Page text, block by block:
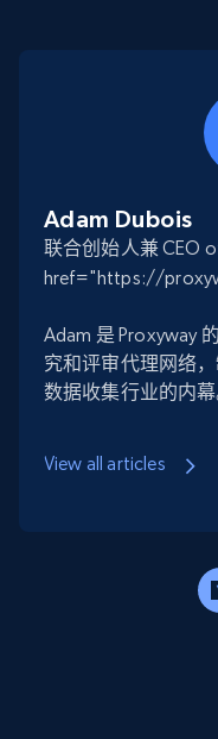
Adam Dubois
联合创始人兼 CEO
href="https://
Adam 是 Proxyway
究和评审代理网络
数据收集行业的内幕
View all articles